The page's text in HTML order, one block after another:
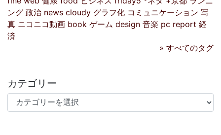
ング 政治 news cloudy グラフ化 コミュニケーション 写
真 ニコニコ動画 book ゲーム design 音楽 pc report 経
済
» すべてのタグ
カテゴリー
カテゴリー